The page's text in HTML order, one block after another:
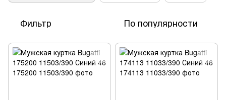
Фильтр По популярности